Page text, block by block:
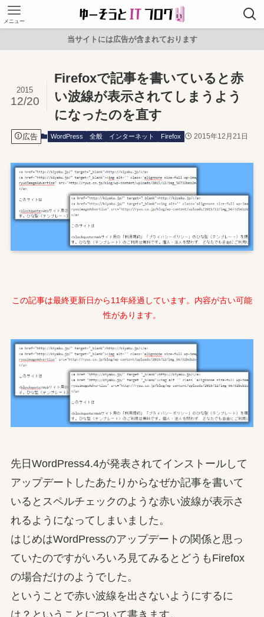
メニュー
当サイトには広告が含まれております
Firefoxで記事を書いていると赤
い波線が表示されてしまうよう
になったのを直す
2015
12/20
広告 WordPress 全般 インターネット Firefox 2015年12月21日
この記事は最終更新日から11年経過しています。内容が古い可能
性があります。
先日WordPress4.4が発表されてインストールして
アップデートしたあたりからなぜか記事を書いて
いるとスペルチェックのような赤い波線が表示さ
れるようになってしまいました。
はじめはWordPressのアップデートの関係と思っ
ていたのですがいろいろ見てみるとどうもFirefox
の場合だけのようでした。
ということで赤い波線を出さないようにするに